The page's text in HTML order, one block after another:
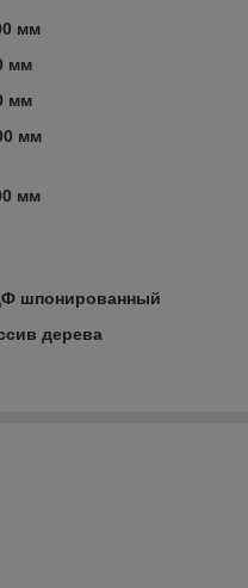
мм
мм
мм
мм
мм
шпонированный
дерева